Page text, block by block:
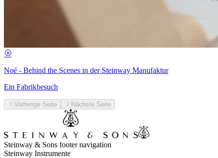
Noé - Behind the Scenes in der Steinway Manufaktur
Ein Fabrikbesuch
Vorherige Seite Nächste Seite
Steinway & Sons footer navigation
Steinway Instrumente